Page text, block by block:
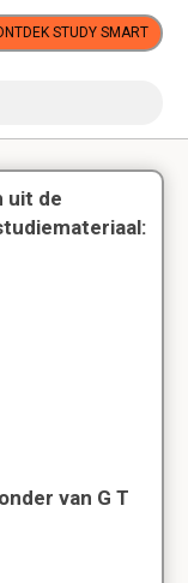
STUDY SMART
uit de
van G T